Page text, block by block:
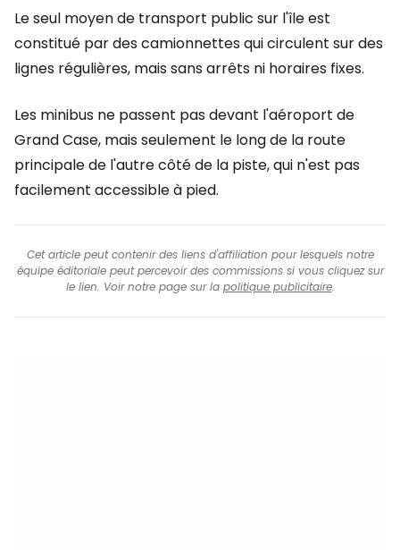
Le seul moyen de transport public sur l'île est
constitué par des camionnettes qui circulent sur des
lignes régulières, mais sans arrêts ni horaires fixes.
Les minibus ne passent pas devant l'aéroport de
Grand Case, mais seulement le long de la route
principale de l'autre côté de la piste, qui n'est pas
facilement accessible à pied.
Cet article peut contenir des liens d'affiliation pour lesquels notre
équipe éditoriale peut percevoir des commissions si vous cliquez sur
le lien. Voir notre page sur la politique publicitaire.